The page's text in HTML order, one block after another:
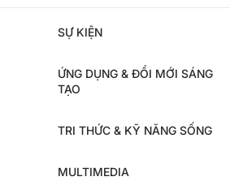
SỰ KIỆN
ỨNG DỤNG & ĐỔI MỚI SÁNG
TẠO
TRI THỨC & KỸ NĂNG SỐNG
MULTIMEDIA